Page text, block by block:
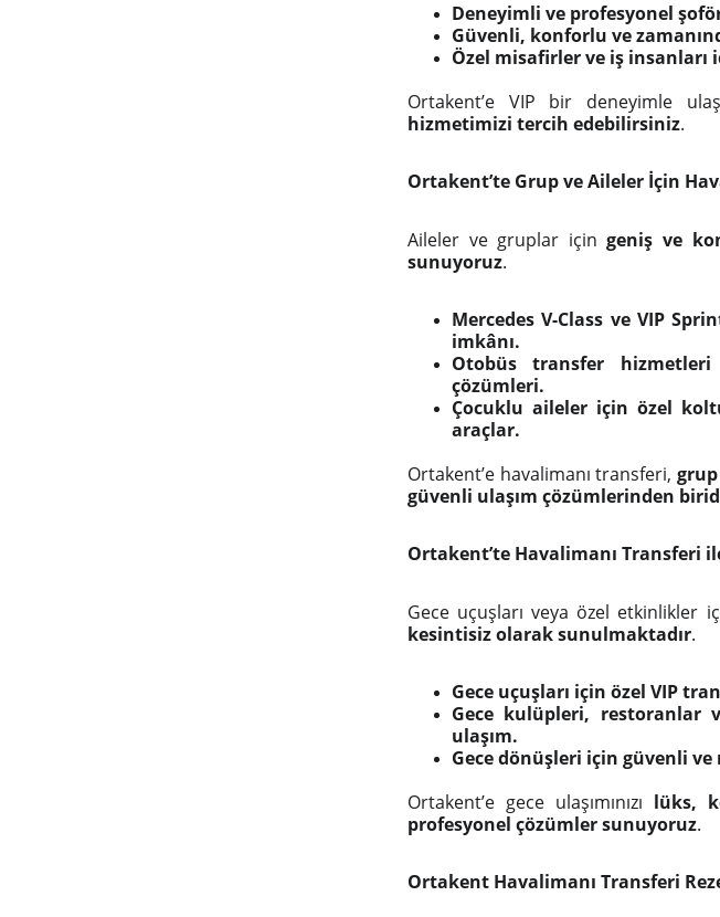
Deneyimli ve profesyonel
Güvenli, konforlu ve
Özel misafirler ve iş insanları
Ortakent’e VIP bir deneyimle
hizmetimizi tercih edebilirsiniz.
Ortakent’te Grup ve Aileler İçin
Aileler ve gruplar içingeniş ve
sunuyoruz.
Mercedes V-Class ve VIP
imkânı.
Otobüs transfer
çözümleri.
Çocuklu aileler için özel
araçlar.
Ortakent’e havalimanı transferi,
güvenli ulaşım çözümlerinden
Ortakent’te Havalimanı Transferi
Gece uçuşları veya özel etkinlikler
kesintisiz olarak sunulmaktadır.
Gece uçuşları için özel VIP
Gece kulüpleri, restoranlar
ulaşım.
Gece dönüşleri için güvenli
Ortakent’e gece ulaşımınızı lüks,
profesyonel çözümler sunuyoruz.
Ortakent Havalimanı Transferi